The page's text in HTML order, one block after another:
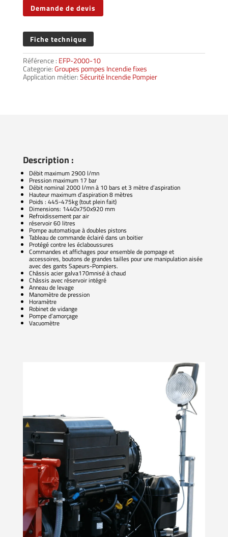
Demande de devis
Fiche technique
Référence : EFP-2000-10
Categorie:Groupes pompes Incendie fixes
Application métier:Sécurité Incendie Pompier
Description :
Débit maximum 2900 l/mn
Pression maximum 17 bar
Débit nominal 2000 l/mn à 10 bars et 3 mètre d’aspiration
Hauteur maximum d’aspiration 8 mètres
Poids : 445-475kg (tout plein fait)
Dimensions: 1440x750x920 mm
Refroidissement par air
réservoir 60 litres
Pompe automatique à doubles pistons
Tableau de commande éclairé dans un boitier
Protégé contre les éclaboussures
Commandes et affichages pour ensemble de pompage et
accessoires, boutons de grandes tailles pour une manipulation aisée
avec des gants Sapeurs-Pompiers.
Châssis acier galva170mnisé à chaud
Châssis avec réservoir intégré
Anneau de levage
Manomètre de pression
Horamètre
Robinet de vidange
Pompe d’amorçage
Vacuomètre